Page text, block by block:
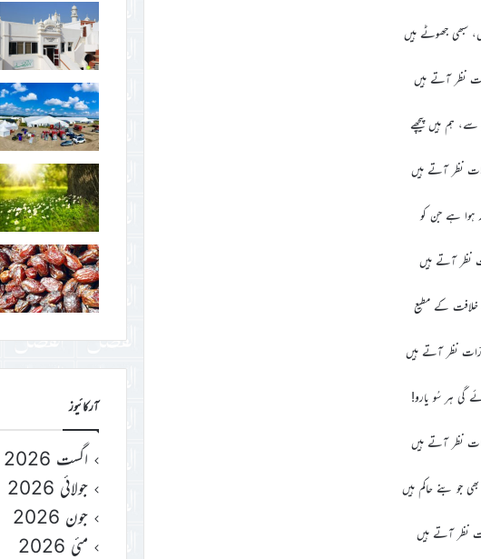
سبھی جھوٹے ہیں
نظر آتے ہیں
سے، ہم ہیں پیچھے
نظر آتے ہیں
ہوا ہے جن کو
نظر آتے ہیں
خلافت کے مطیع
نظر آتے ہیں
ہر سُو یارو!
نظر آتے ہیں
جو بنے حاکم ہیں
نظر آتے ہیں
آرکائیوز
اگست 2026
جولائی 2026
جون 2026
مئی 2026